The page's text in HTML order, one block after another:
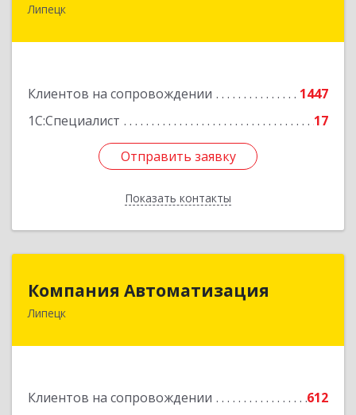
Липецк
Клиентов на сопровождении
1447
1С:Специалист
17
Отправить заявку
Показать контакты
398001, Липецкая обл, Липецк г, Советская ул,
Отправить заявку
Назад
Компания Автоматизация
Липецк
Клиентов на сопровождении
612
398001, Липецкая обл, Липецк г, Победы пл,